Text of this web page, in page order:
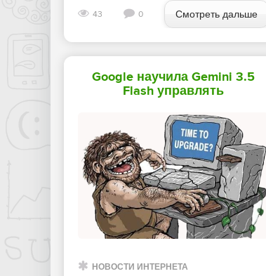
43 0 Смотреть дальше
Google научила Gemini 3.5
Flash управлять
приложениями - «Новости
мира Интернет»
НОВОСТИ ИНТЕРНЕТА